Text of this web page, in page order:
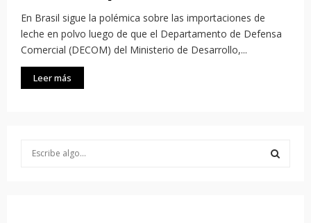
En Brasil sigue la polémica sobre las importaciones de
leche en polvo luego de que el Departamento de Defensa
Comercial (DECOM) del Ministerio de Desarrollo,...
Leer más